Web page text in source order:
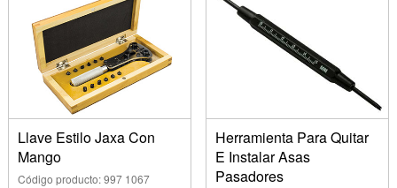
Llave Estilo Jaxa Con
Mango
Código producto: 997 1067
Herramienta Para Quitar
E Instalar Asas
Pasadores